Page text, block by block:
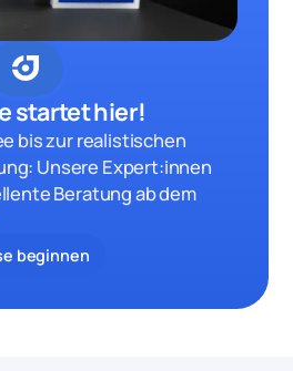
startet hier!
bis zur realistischen
Unsere Expert:innen
Beratung ab dem
beginnen